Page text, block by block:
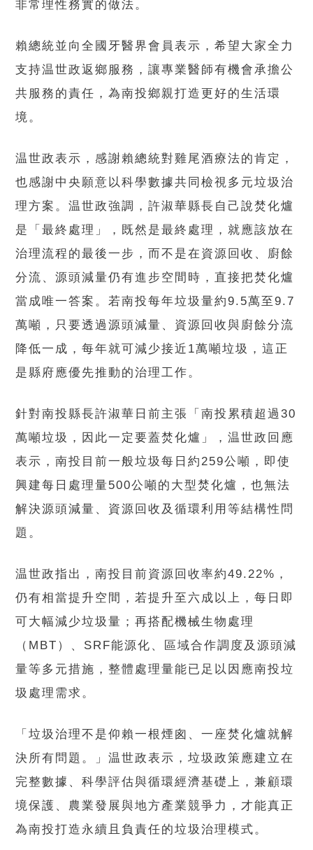
非常理性務實的做法。
賴總統並向全國牙醫界會員表示，希望大家全力
支持温世政返鄉服務，讓專業醫師有機會承擔公
共服務的責任，為南投鄉親打造更好的生活環
境。
温世政表示，感謝賴總統對雞尾酒療法的肯定，
也感謝中央願意以科學數據共同檢視多元垃圾治
理方案。温世政強調，許淑華縣長自己說焚化爐
是「最終處理」，既然是最終處理，就應該放在
治理流程的最後一步，而不是在資源回收、廚餘
分流、源頭減量仍有進步空間時，直接把焚化爐
當成唯一答案。若南投每年垃圾量約9.5萬至9.7
萬噸，只要透過源頭減量、資源回收與廚餘分流
降低一成，每年就可減少接近1萬噸垃圾，這正
是縣府應優先推動的治理工作。
針對南投縣長許淑華日前主張「南投累積超過30
萬噸垃圾，因此一定要蓋焚化爐」，温世政回應
表示，南投目前一般垃圾每日約259公噸，即使
興建每日處理量500公噸的大型焚化爐，也無法
解決源頭減量、資源回收及循環利用等結構性問
題。
温世政指出，南投目前資源回收率約49.22%，
仍有相當提升空間，若提升至六成以上，每日即
可大幅減少垃圾量；再搭配機械生物處理
（MBT）、SRF能源化、區域合作調度及源頭減
量等多元措施，整體處理量能已足以因應南投垃
圾處理需求。
「垃圾治理不是仰賴一根煙囪、一座焚化爐就解
決所有問題。」温世政表示，垃圾政策應建立在
完整數據、科學評估與循環經濟基礎上，兼顧環
境保護、農業發展與地方產業競爭力，才能真正
為南投打造永續且負責任的垃圾治理模式。